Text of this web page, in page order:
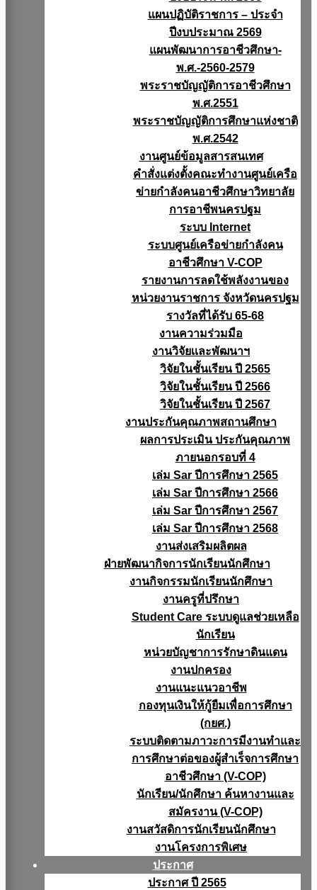
แผนปฏิบัติราชการ – ประจำ
ปีงบประมาณ 2569
แผนพัฒนาการอาชีวศึกษา-
พ.ศ.-2560-2579
พระราชบัญญัติการอาชีวศึกษา
พ.ศ.2551
พระราชบัญญัติการศึกษาแห่งชาติ
พ.ศ.2542
งานศูนย์ข้อมูลสารสนเทศ
คำสั่งแต่งตั้งคณะทำงานศูนย์เครือ
ข่ายกำลังคนอาชีวศึกษาวิทยาลัย
การอาชีพนครปฐม
ระบบ Internet
ระบบศูนย์เครือข่ายกำลังคน
อาชีวศึกษา V-COP
รายงานการลดใช้พลังงานของ
หน่วยงานราชการ จังหวัดนครปฐม
รางวัลที่ได้รับ 65-68
งานความร่วมมือ
งานวิจัยเเละพัฒนาฯ
วิจัยในชั้นเรียน ปี 2565
วิจัยในชั้นเรียน ปี 2566
วิจัยในชั้นเรียน ปี 2567
งานประกันคุณภาพสถานศึกษา
ผลการประเมิน ประกันคุณภาพ
ภายนอกรอบที่ 4
เล่ม Sar ปีการศึกษา 2565
เล่ม Sar ปีการศึกษา 2566
เล่ม Sar ปีการศึกษา 2567
เล่ม Sar ปีการศึกษา 2568
งานส่งเสริมผลิตผล
ฝ่ายพัฒนากิจการนักเรียนนักศึกษา
งานกิจกรรมนักเรียนนักศึกษา
งานครูที่ปรึกษา
Student Care ระบบดูแลช่วยเหลือ
นักเรียน
หน่วยบัญชาการรักษาดินแดน
งานปกครอง
งานแนะแนวอาชีพ
กองทุนเงินให้กู้ยืมเพื่อการศึกษา
(กยศ.)
ระบบติดตามภาวะการมีงานทำและ
การศึกษาต่อของผู้สำเร็จการศึกษา
อาชีวศึกษา (V-COP)
นักเรียน/นักศึกษา ค้นหางานและ
สมัครงาน (V-COP)
งานสวัสดิการนักเรียนนักศึกษา
งานโครงการพิเศษ
ประกาศ
ประกาศ ปี 2565